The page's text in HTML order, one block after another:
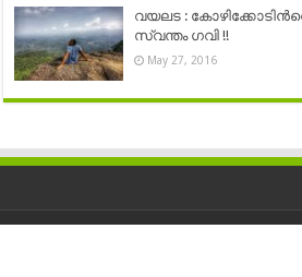
വയലട :
സ്വന്തം ഗവി !!
May 27, 2016